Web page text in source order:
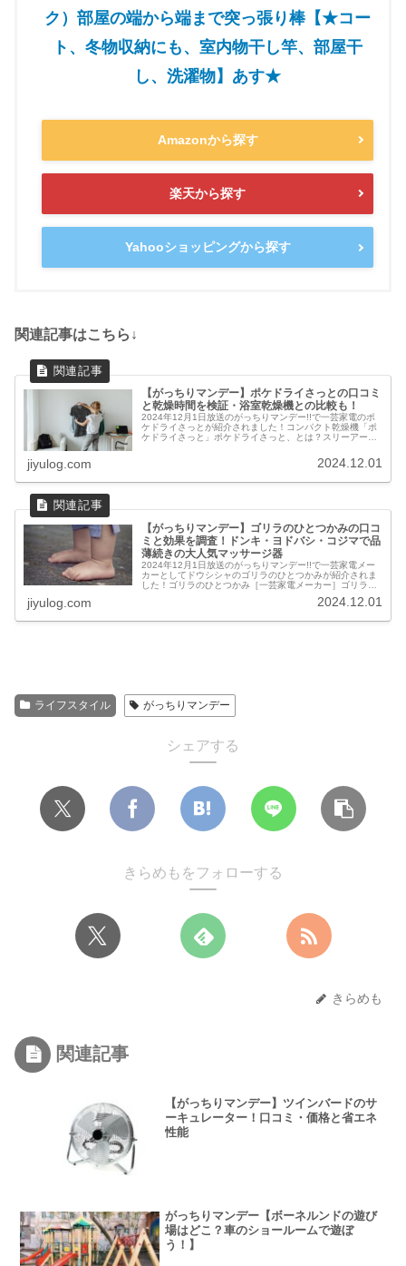
ク）部屋の端から端まで突っ張り棒【★コー
ト、冬物収納にも、室内物干し竿、部屋干
し、洗濯物】あす★
Amazonから探す
楽天から探す
Yahooショッピングから探す
関連記事はこちら↓
【がっちりマンデー】ポケドライさっとの口コミ
と乾燥時間を検証・浴室乾燥機との比較も！
2024年12月1日放送のがっちりマンデー!!で一芸家電のポ
ケドライさっとが紹介されました！コンパクト乾燥機「ポ
ケドライさっと」ポケドライさっと、とは？スリーアール
jiyulog.com 2024.12.01
【がっちりマンデー】ゴリラのひとつかみの口コ
ミと効果を調査！ドンキ・ヨドバシ・コジマで品
薄続きの大人気マッサージ器
2024年12月1日放送のがっちりマンデー!!で一芸家電メー
カーとしてドウシシャのゴリラのひとつかみが紹介されま
した！ゴリラのひとつかみ［一芸家電メーカー］ゴリラの
jiyulog.com 2024.12.01
ライフスタイル がっちりマンデー
シェアする
きらめもをフォローする
きらめも
関連記事
【がっちりマンデー】ツインバードのサ
ーキュレーター！口コミ・価格と省エネ
性能
がっちりマンデー【ボーネルンドの遊び
場はどこ？車のショールームで遊ぼ
う！】